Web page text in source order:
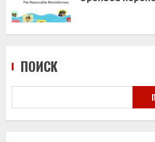
ПОИСК